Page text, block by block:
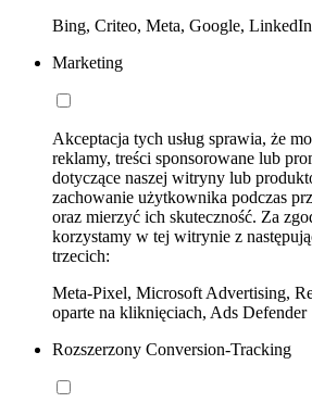
Bing, Criteo, Meta, Google,
Marketing
Akceptacja tych usług sprawia, że
reklamy, treści sponsorowane lub
dotyczące naszej witryny lub
zachowanie użytkownika podczas
oraz mierzyć ich skuteczność. Za
korzystamy w tej witrynie z
trzecich:
Meta-Pixel, Microsoft Advertising,
oparte na kliknięciach, Ads Defender
Rozszerzony Conversion-Tracking